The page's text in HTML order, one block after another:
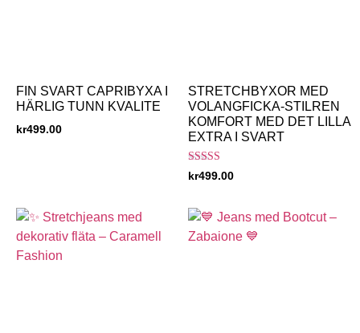
FIN SVART CAPRIBYXA I
HÄRLIG TUNN KVALITE
kr499.00
STRETCHBYXOR MED
VOLANGFICKA-STILREN
KOMFORT MED DET LILLA
EXTRA I SVART
Betygsatt
5.00
kr499.00